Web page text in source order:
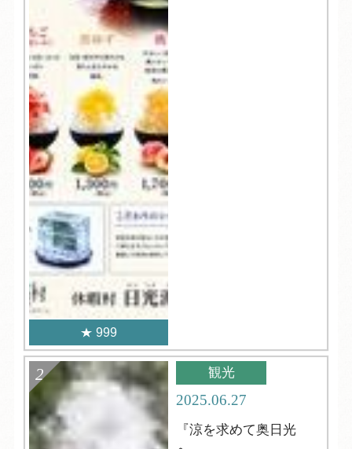
999
観光
2025.06.27
『涼を求めて奥日光